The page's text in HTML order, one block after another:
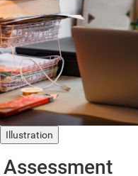
Illustration
Assessment